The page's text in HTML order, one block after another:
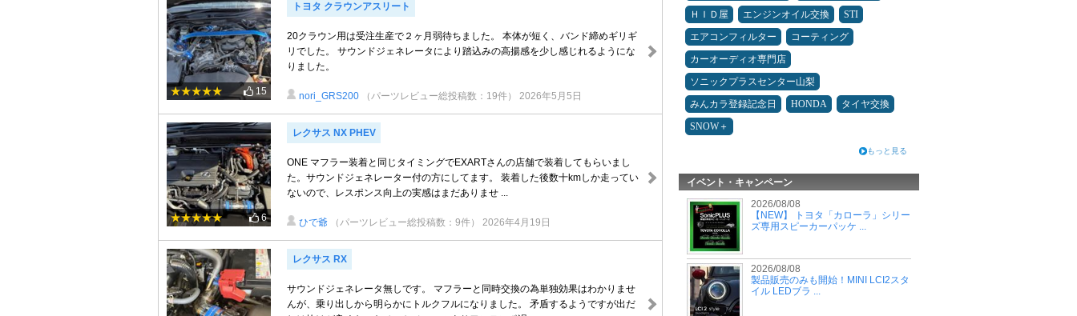
15
トヨタ クラウンアスリート
20クラウン用は受注生産で２ヶ月弱待ちました。 本体が短く、バンド締めギリギ
リでした。 サウンドジェネレータにより踏込みの高揚感を少し感じれるようにな
りました。
nori_GRS200 （パーツレビュー総投稿数：19件） 2026年5月5日
6
レクサス NX PHEV
ONE マフラー装着と同じタイミングでEXARTさんの店舗で装着してもらいまし
た。サウンドジェネレーター付の方にしてます。 装着した後数十kmしか走ってい
ないので、レスポンス向上の実感はまだありませ ...
ひで爺 （パーツレビュー総投稿数：9件） 2026年4月19日
レクサス RX
サウンドジェネレータ無しです。 マフラーと同時交換の為単独効果はわかりませ
んが、乗り出しから明らかにトルクフルになりました。 矛盾するようですが出だ
ＨＩＤ屋
エンジンオイル交換
STI
エアコンフィルター
コーティング
カーオーディオ専門店
ソニックプラスセンター山梨
みんカラ登録記念日
HONDA
タイヤ交換
SNOW＋
もっと見る
イベント・キャンペーン
2026/08/08
【NEW】 トヨタ「カローラ」シリー
ズ専用スピーカーパッケ ...
2026/08/08
製品販売のみも開始！MINI LCI2スタ
イル LEDブラ ...